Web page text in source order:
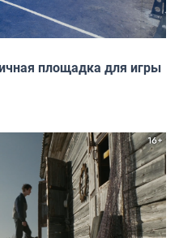
площадка для игры